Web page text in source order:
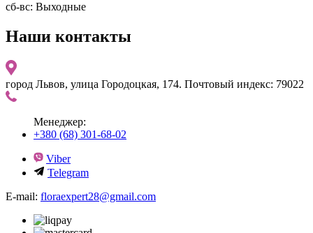
сб-вс: Выходные
Наши контакты
город Львов, улица Городоцкая, 174. Почтовый индекс: 79022
Менеджер:
+380 (68) 301-68-02
Viber
Telegram
E-mail: floraexpert28@gmail.com